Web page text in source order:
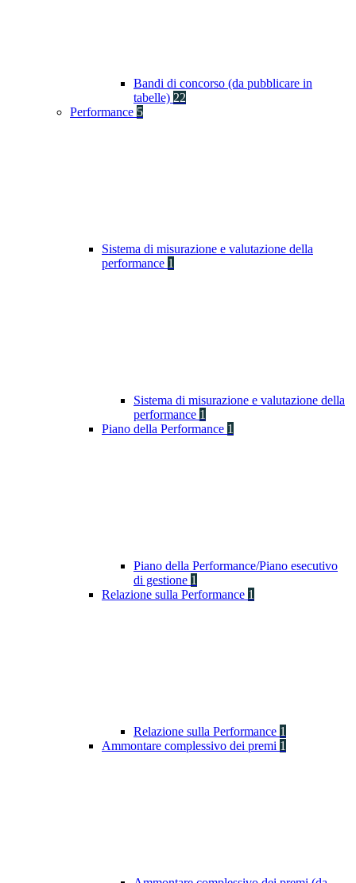
Bandi di concorso (da pubblicare in
tabelle) 22
Performance 5
Sistema di misurazione e valutazione della
performance 1
Sistema di misurazione e valutazione della
performance 1
Piano della Performance 1
Piano della Performance/Piano esecutivo
di gestione 1
Relazione sulla Performance 1
Relazione sulla Performance 1
Ammontare complessivo dei premi 1